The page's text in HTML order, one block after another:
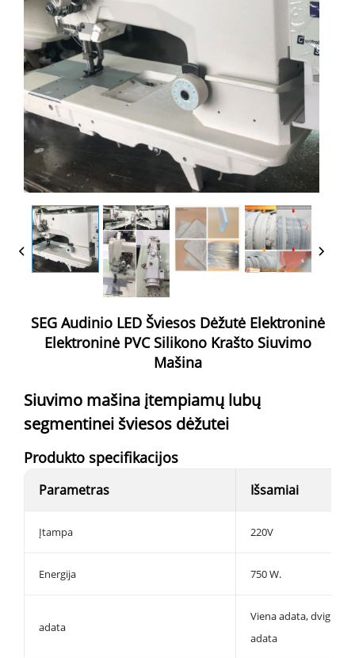
SEG Audinio LED Šviesos Dėžutė Elektroninė
Elektroninė PVC Silikono Krašto Siuvimo
Mašina
Siuvimo mašina įtempiamų lubų
segmentinei šviesos dėžutei
Produkto specifikacijos
Parametras Išsamiai
Įtampa 220V
Energija 750 W.
adata
Viena adata, dviguba
adata